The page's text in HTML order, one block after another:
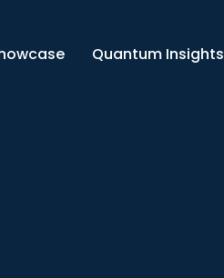
Quantum Insights